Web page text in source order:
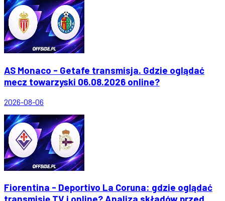
AS Monaco - Getafe transmisja. Gdzie oglądać
mecz towarzyski 06.08.2026 online?
2026-08-06
Fiorentina - Deportivo La Coruna: gdzie oglądać